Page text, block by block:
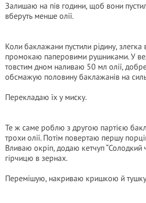
Залишаю на пів години, щоб вони
вберуть менше олії.
Коли баклажани пустили рідину, злегка
промокаю паперовими рушниками. У
товстим дном наливаю 50 мл олії,
обсмажую половину баклажанів на
Перекладаю їх у миску.
Те ж саме роблю з другою партією
трохи олії. Потім повертаю першу
Вливаю окріп, додаю кетчуп “Солодкий
гірчицю в зернах.
Перемішую, накриваю кришкою й